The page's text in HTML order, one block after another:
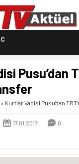
Pusu’dan
» Kurtlar Vadisi Pusu’dan
17.01.2017 0